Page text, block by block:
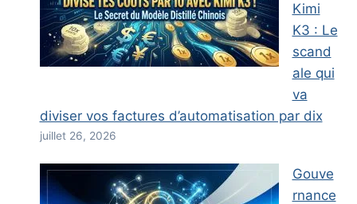
Kimi
K3 : Le
scand
ale qui
va
diviser vos factures d’automatisation par dix
juillet 26, 2026
Gouve
rnance